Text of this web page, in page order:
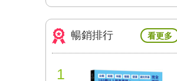
暢銷排行 看更多
1